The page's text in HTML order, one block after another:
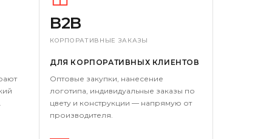
B2B
КОРПОРАТИВНЫЕ ЗАКАЗЫ
ДЛЯ КОРПОРАТИВНЫХ КЛИЕНТОВ
Оптовые закупки, нанесение
логотипа, индивидуальные заказы по
цвету и конструкции — напрямую от
производителя.